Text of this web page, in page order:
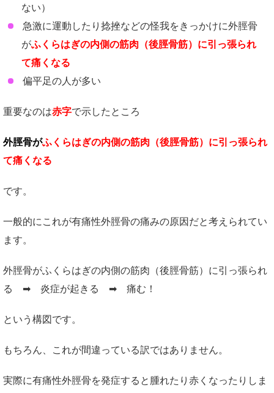
ない）
急激に運動したり捻挫などの怪我をきっかけに外脛骨
がふくらはぎの内側の筋肉（後脛骨筋）に引っ張られ
て痛くなる
偏平足の人が多い
重要なのは赤字で示したところ
外脛骨がふくらはぎの内側の筋肉（後脛骨筋）に引っ張られ
て痛くなる
です。
一般的にこれが有痛性外脛骨の痛みの原因だと考えられてい
ます。
外脛骨がふくらはぎの内側の筋肉（後脛骨筋）に引っ張られ
る ➡ 炎症が起きる ➡ 痛む！
という構図です。
もちろん、これが間違っている訳ではありません。
実際に有痛性外脛骨を発症すると腫れたり赤くなったりしま